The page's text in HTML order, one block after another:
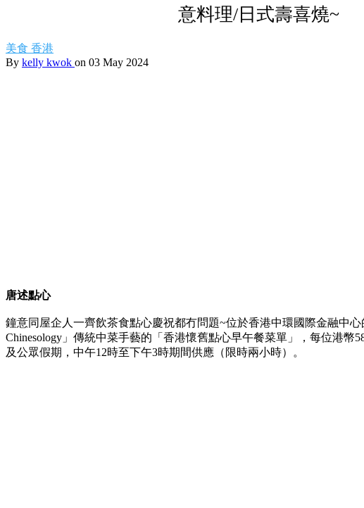
意料理/日式壽喜燒~
美食 香港
By kelly kwok on 03 May 2024
唐述點心
鐘意同屋企人一齊飲茶食點心慶祝都冇問題~位於香港中環國際金融中
Chinesology」傳統中菜手藝的「香港懷舊點心早午餐菜單」，每位港幣
及公眾假期，中午12時至下午3時期間供應（限時兩小時）。